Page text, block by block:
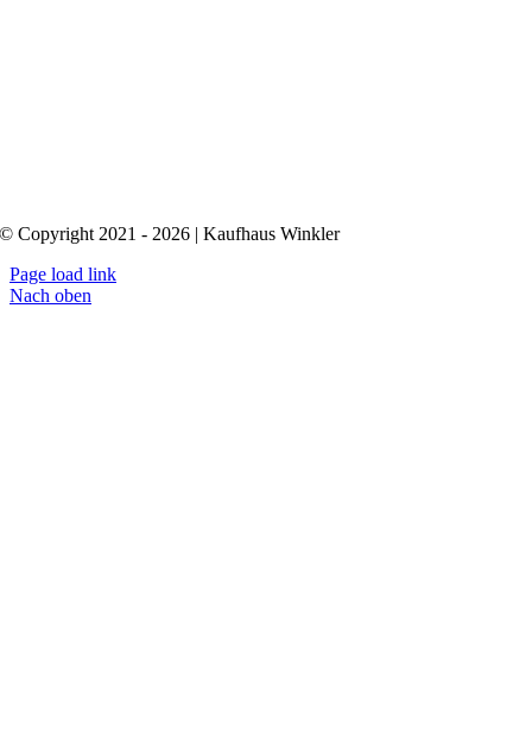
© Copyright 2021 - 2026 | Kaufhaus Winkler
Page load link
Nach oben